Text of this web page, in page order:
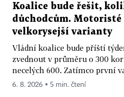
Koalice bude řešit,
důchodcům.
velkorysejší varianty
Vládní koalice bude příští
zvednout v průměru o 300
necelých 600. Zatímco první
6. 8. 2026 ▪ 5 min. čtení